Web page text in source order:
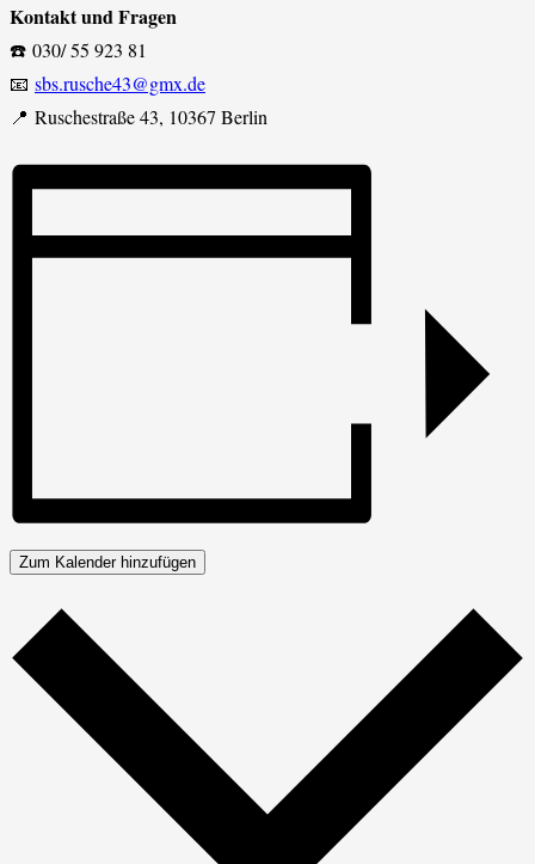
Kontakt und Fragen
☎️ 030/ 55 923 81
📧 sbs.rusche43@gmx.de
📍 Ruschestraße 43, 10367 Berlin
Zum Kalender hinzufügen